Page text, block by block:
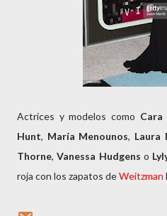
Actrices y modelos como Cara
Hunt, María Menounos, Laura
Thorne,Vanessa Hudgens o
roja con los zapatos deWeitzman